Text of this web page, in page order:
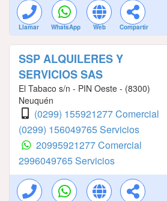
Llamar WhatsApp Web Compartir
SSP ALQUILERES Y
SERVICIOS SAS
El Tabaco s/n - PIN Oeste - (8300)
Neuquén
(0299) 155921277 Comercial
(0299) 156049765 Servicios
20995921277 Comercial
2996049765 Servicios